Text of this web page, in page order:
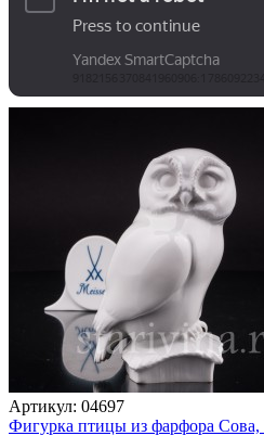
Артикул: 04697
Фигурка птицы из фарфора Сова,